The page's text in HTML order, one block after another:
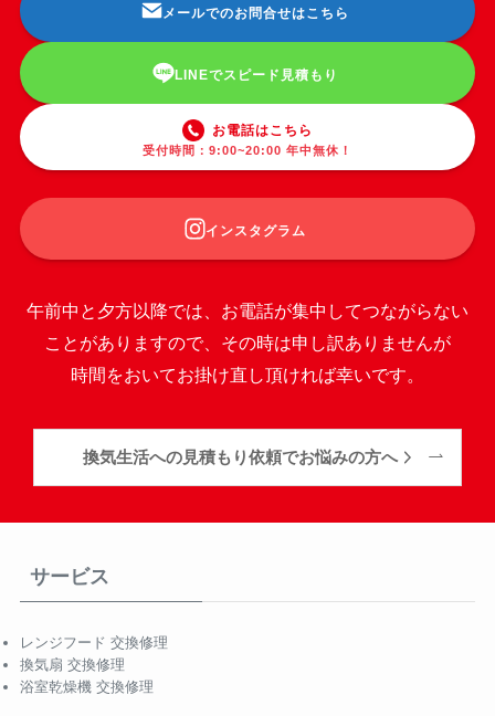
メールでのお問合せはこちら
LINEでスピード見積もり
お電話はこちら
受付時間：9:00~20:00 年中無休！
インスタグラム
午前中と夕方以降では、お電話が集中してつながらない
ことがありますので、その時は申し訳ありませんが
時間をおいてお掛け直し頂ければ幸いです。
換気生活への見積もり依頼でお悩みの方へ
サービス
レンジフード 交換修理
換気扇 交換修理
浴室乾燥機 交換修理